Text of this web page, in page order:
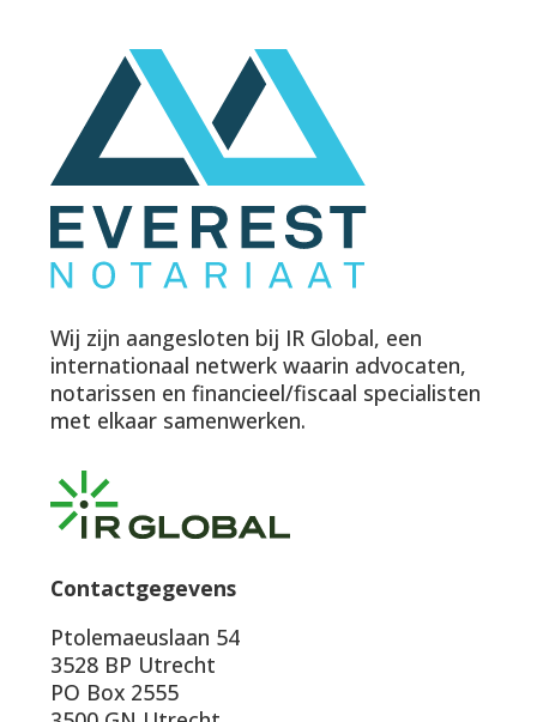
Wij zijn aangesloten bij IR Global, een
internationaal netwerk waarin advocaten,
notarissen en financieel/fiscaal specialisten
met elkaar samenwerken.
Contactgegevens
Ptolemaeuslaan 54
3528 BP Utrecht
PO Box 2555